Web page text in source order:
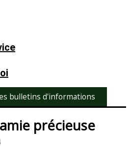
bulletins d'informations
précieuse